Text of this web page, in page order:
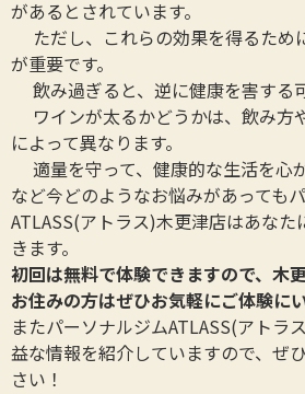
があるとされています。
ただし、これらの効果を得るため
が重要です。
飲み過ぎると、逆に健康を害する
ワインが太るかどうかは、飲み方
によって異なります。
適量を守って、健康的な生活を心
など今どのようなお悩みがあっても
ATLASS(アトラス)木更津店はあな
きます。
初回は無料で体験できますので、木
お住みの方はぜひお気軽にご体験に
またパーソナルジムATLASS(アトラ
益な情報を紹介していますので、ぜ
さい！